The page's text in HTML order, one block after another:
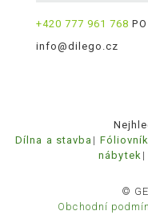
+420 777 961 768
info@dilego.cz
Dílna a stavba
nábytek
©
Obchodní